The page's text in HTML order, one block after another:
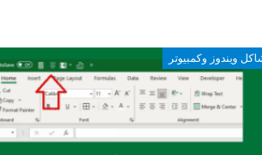
ويندوز وكمبيوتر